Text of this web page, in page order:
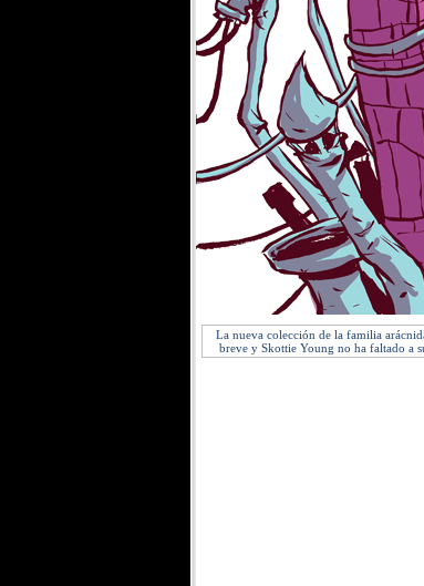
La nueva colección de la familia
breve y Skottie Young no ha faltado a